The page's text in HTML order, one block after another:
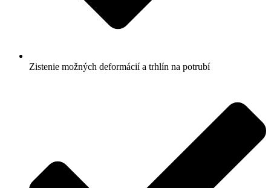
Zistenie možných deformácií a trhlín na potrubí